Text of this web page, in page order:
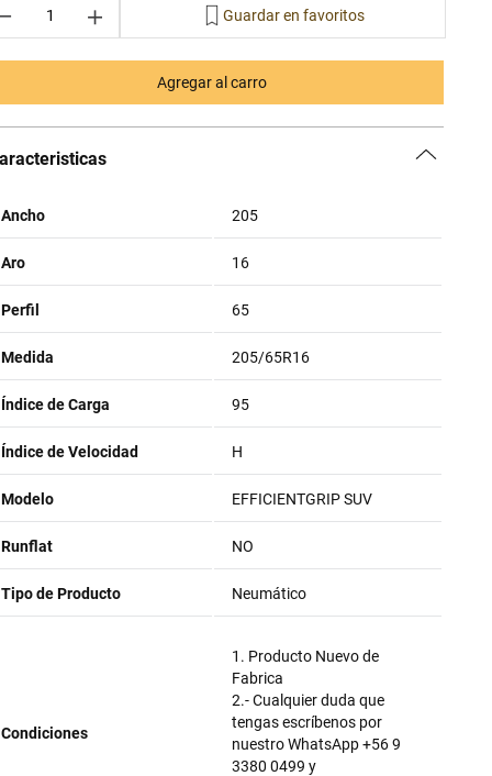
＋
Agregar al carro
Ancho 205
Aro 16
Perfil 65
Medida 205/65R16
Índice de Carga 95
Índice de Velocidad H
Modelo EFFICIENTGRIP SUV
Runflat NO
Tipo de Producto Neumático
Condiciones
1. Producto Nuevo de
Fabrica
2.- Cualquier duda que
tengas escríbenos por
nuestro WhatsApp +56 9
3380 0499 y